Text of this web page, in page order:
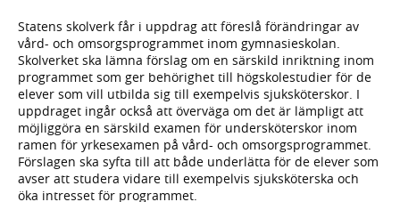
Statens skolverk får i uppdrag att föreslå förändringar av
vård- och omsorgsprogrammet inom gymnasieskolan.
Skolverket ska lämna förslag om en särskild inriktning inom
programmet som ger behörighet till högskolestudier för de
elever som vill utbilda sig till exempelvis sjuksköterskor. I
uppdraget ingår också att överväga om det är lämpligt att
möjliggöra en särskild examen för undersköterskor inom
ramen för yrkesexamen på vård- och omsorgsprogrammet.
Förslagen ska syfta till att både underlätta för de elever som
avser att studera vidare till exempelvis sjuksköterska och
öka intresset för programmet.